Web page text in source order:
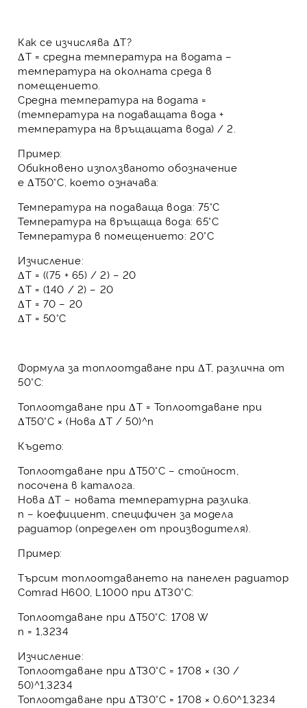
Как се изчислява ΔT?
ΔT = средна температура на водата –
температура на околната среда в
помещението.
Средна температура на водата =
(температура на подаващата вода +
температура на връщащата вода) / 2.
Пример:
Обикновено използваното обозначение
еΔT50°C , което означава:
Температура на подаваща вода: 75°C
Температура на връщаща вода: 65°C
Температура в помещението: 20°C
Изчисление:
ΔT = ((75 + 65) / 2) – 20
ΔT = (140 / 2) – 20
ΔT = 70 – 20
ΔT = 50°C
Формула за топлоотдаване при ΔT, различна от
50°C:
Топлоотдаване при ΔT = Топлоотдаване при
ΔT50°C × (Нова ΔT / 50)^n
Където:
Топлоотдаване при ΔT50°C – стойност,
посочена в каталога.
Нова ΔT – новата температурна разлика.
n – коефициент, специфичен за модела
радиатор (определен от производителя).
Пример:
Търсим топлоотдаването на панелен радиатор
Comrad H600, L1000 при ΔT30°C:
Топлоотдаване при ΔT50°C: 1708 W
n = 1,3234
Изчисление:
Топлоотдаване при ΔT30°C = 1708 × (30 /
50)^1,3234
Топлоотдаване при ΔT30°C = 1708 × 0,60^1,3234